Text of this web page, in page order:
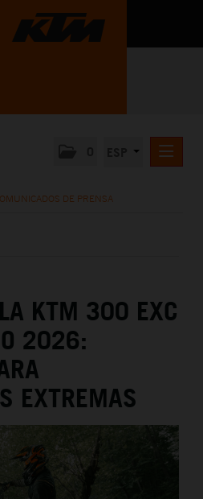
DE PRENSA
KTM 300 EXC
2026:
EXTREMAS